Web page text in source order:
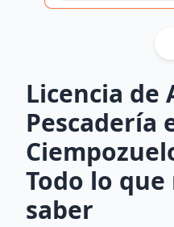
Licencia de
Pescadería
Todo lo
saber